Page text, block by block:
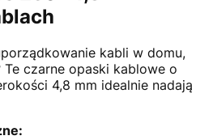
kabli w domu,
czarne opaski kablowe o
4,8 mm idealnie nadają